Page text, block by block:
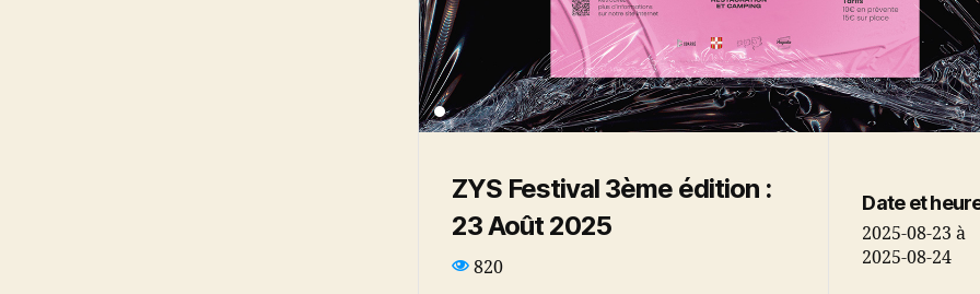
ZYS Festival 3ème édition :
23 Août 2025
820
Date et
2025-08-23à
2025-08-24